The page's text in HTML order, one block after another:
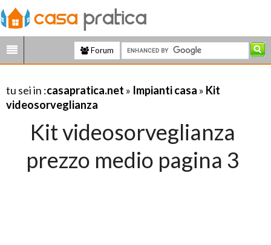
Forum
tu sei in :casapratica.net » Impianti casa » Kit
videosorveglianza
Kit videosorveglianza
prezzo medio pagina 3